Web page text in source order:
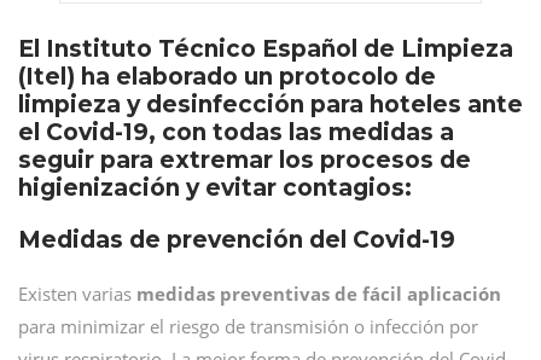
El Instituto Técnico Español de Limpieza
(Itel) ha elaborado un protocolo de
limpieza y desinfección para hoteles ante
el Covid-19, con todas las medidas a
seguir para extremar los procesos de
higienización y evitar contagios:
Medidas de prevención del Covid-19
Existen varias medidas preventivas de fácil aplicación
para minimizar el riesgo de transmisión o infección por